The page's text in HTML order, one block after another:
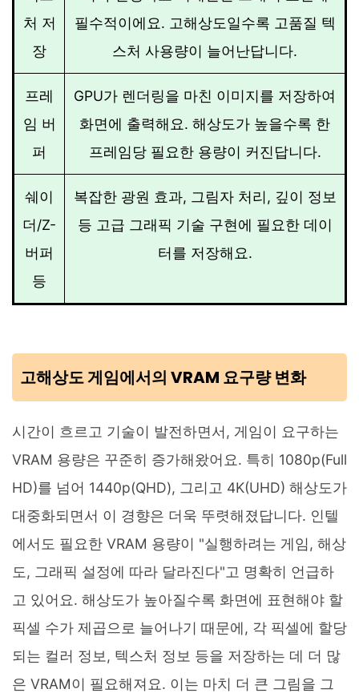
처 저
장
필수적이에요. 고해상도일수록 고품질 텍
스처 사용량이 늘어난답니다.
프레
임 버
퍼
GPU가 렌더링을 마친 이미지를 저장하여
화면에 출력해요. 해상도가 높을수록 한
프레임당 필요한 용량이 커진답니다.
쉐이
더/Z-
버퍼
등
복잡한 광원 효과, 그림자 처리, 깊이 정보
등 고급 그래픽 기술 구현에 필요한 데이
터를 저장해요.
고해상도 게임에서의 VRAM 요구량 변화
시간이 흐르고 기술이 발전하면서, 게임이 요구하는
VRAM 용량은 꾸준히 증가해왔어요. 특히 1080p(Full
HD)를 넘어 1440p(QHD), 그리고 4K(UHD) 해상도가
대중화되면서 이 경향은 더욱 뚜렷해졌답니다. 인텔
에서도 필요한 VRAM 용량이 "실행하려는 게임, 해상
도, 그래픽 설정에 따라 달라진다"고 명확히 언급하
고 있어요. 해상도가 높아질수록 화면에 표현해야 할
픽셀 수가 제곱으로 늘어나기 때문에, 각 픽셀에 할당
되는 컬러 정보, 텍스처 정보 등을 저장하는 데 더 많
은 VRAM이 필요해져요. 이는 마치 더 큰 그림을 그